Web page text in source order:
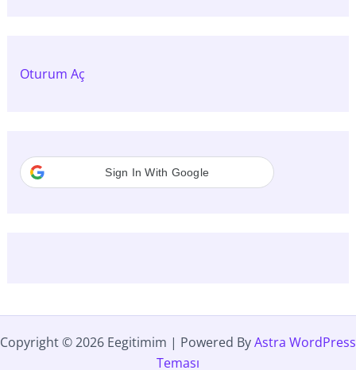
Oturum Aç
Sign In With Google
Copyright © 2026 Eegitimim | Powered ByAstra WordPress
Teması